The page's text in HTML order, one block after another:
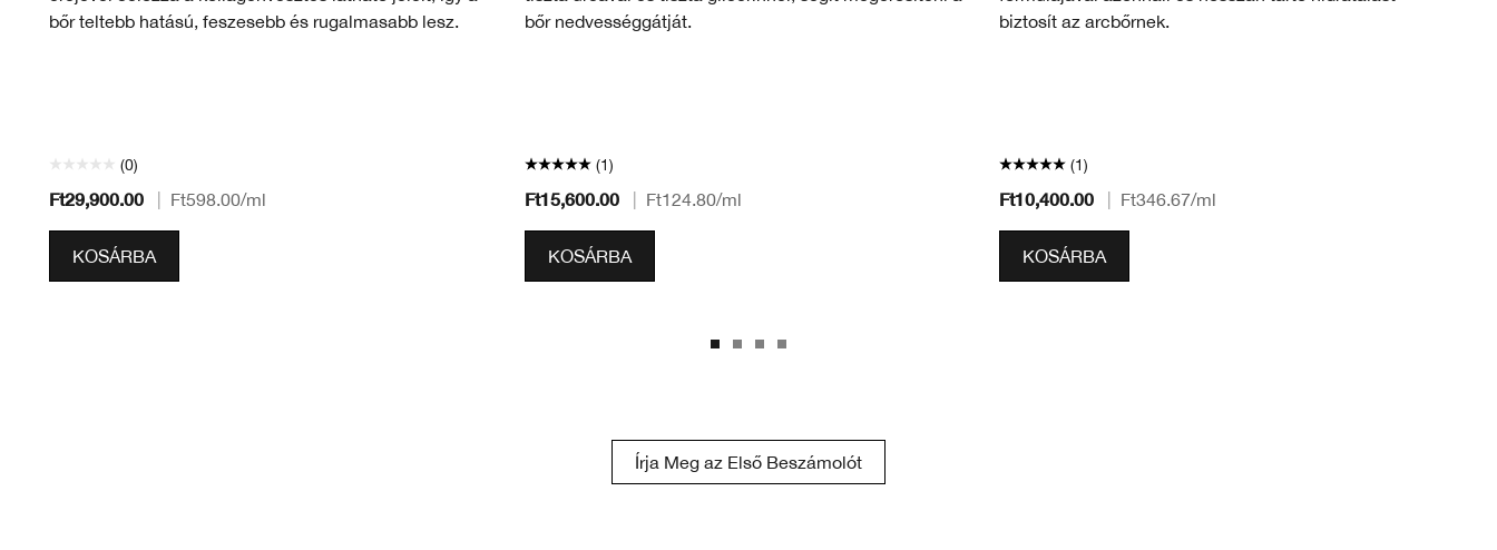
bőr teltebb hatású, feszesebb és rugalmasabb lesz.
(0)
Ft29,900.00 Ft598.00/ml
KOSÁRBA
bőr nedvességgátját.
(1)
Ft15,600.00 Ft124.80/ml
KOSÁRBA
biztosít az arcbőrnek.
(1)
Ft10,400.00 Ft346.67/ml
KOSÁRBA
Írja Meg az Első Beszámolót